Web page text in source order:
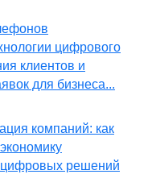
цифрового
клиентов и
для бизнеса...
компаний: как
цифровых решений